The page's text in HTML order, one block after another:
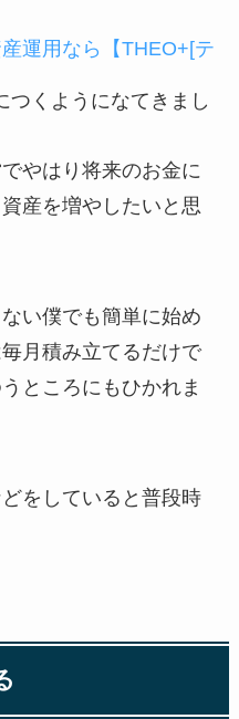
運用なら【THEO+[テ
つくようになてきまし
やはり将来のお金に
産を増やしたいと思
い僕でも簡単に始め
月積み立てるだけで
ところにもひかれま
をしていると普段時